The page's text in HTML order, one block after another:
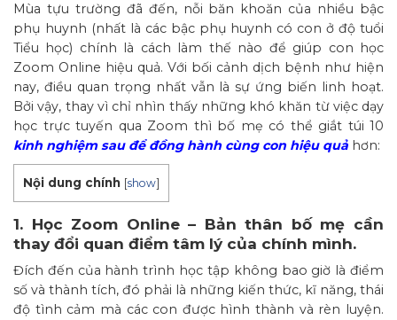
Mùa tựu trường đã đến, nỗi băn khoăn của nhiều bậc
phụ huynh (nhất là các bậc phụ huynh có con ở độ tuổi
Tiểu học) chính là cách làm thế nào để giúp con học
Zoom Online hiệu quả. Với bối cảnh dịch bệnh như hiện
nay, điều quan trọng nhất vẫn là sự ứng biến linh hoạt.
Bởi vậy, thay vì chỉ nhìn thấy những khó khăn từ việc dạy
học trực tuyến qua Zoom thì bố mẹ có thể giắt túi 10
kinh nghiệm sau để đồng hành cùng con hiệu quả hơn:
Nội dung chính [show]
1. Học Zoom Online – Bản thân bố mẹ cần
thay đổi quan điểm tâm lý của chính mình.
Đích đến của hành trình học tập không bao giờ là điểm
số và thành tích, đó phải là những kiến thức, kĩ năng, thái
độ tình cảm mà các con được hình thành và rèn luyện.